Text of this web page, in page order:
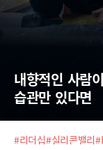
내향적인 사람
습관만 있다면
#리더십#실리콘밸리